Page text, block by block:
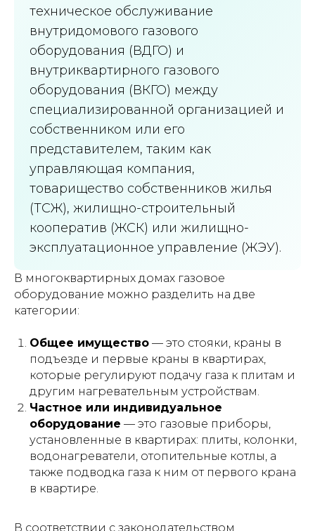
техническое обслуживание
внутридомового газового
оборудования (ВДГО) и
внутриквартирного газового
оборудования (ВКГО) между
специализированной организацией и
собственником или его
представителем, таким как
управляющая компания,
товарищество собственников жилья
(ТСЖ), жилищно-строительный
кооператив (ЖСК) или жилищно-
эксплуатационное управление (ЖЭУ).
В многоквартирных домах газовое
оборудование можно разделить на две
категории:
Общее имущество — это стояки, краны в
подъезде и первые краны в квартирах,
которые регулируют подачу газа к плитам и
другим нагревательным устройствам.
Частное или индивидуальное
оборудование — это газовые приборы,
установленные в квартирах: плиты, колонки,
водонагреватели, отопительные котлы, а
также подводка газа к ним от первого крана
в квартире.
В соответствии с законодательством